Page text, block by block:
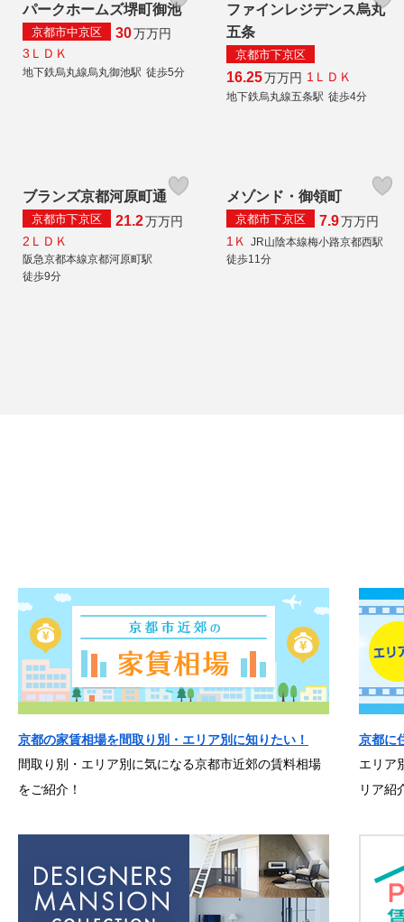
パークホームズ堺町御池
京都市中京区 30万万円
3ＬＤＫ
地下鉄烏丸線烏丸御池駅 徒歩5分
ファインレジデンス烏丸
五条
京都市下京区
16.25万万円 1ＬＤＫ
地下鉄烏丸線五条駅 徒歩4分
ブランズ京都河原町通
京都市下京区 21.2万万円
2ＬＤＫ
阪急京都本線京都河原町駅
徒歩9分
メゾンド・御領町
京都市下京区 7.9万万円
1Ｋ
JR山陰本線梅小路京都西駅
徒歩11分
京都の家賃相場を間取り別・エリア別に知りたい！
間取り別・エリア別に気になる京都市近郊の賃料相場
をご紹介！
京都に
エリア
リア紹